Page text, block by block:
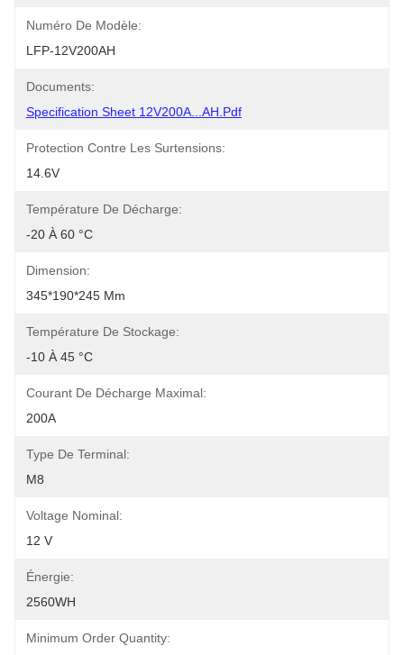
Numéro De Modèle:
LFP-12V200AH
Documents:
Specification Sheet 12V200A...AH.pdf
Protection Contre Les Surtensions:
14.6V
Température De Décharge:
-20 À 60 °C
Dimension:
345*190*245 Mm
Température De Stockage:
-10 À 45 °C
Courant De Décharge Maximal:
200A
Type De Terminal:
M8
Voltage Nominal:
12 V
Énergie:
2560WH
Minimum Order Quantity: